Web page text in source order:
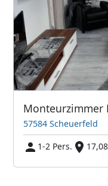
Monteurzimmer
57584 Scheuerfeld
1-2 Pers.